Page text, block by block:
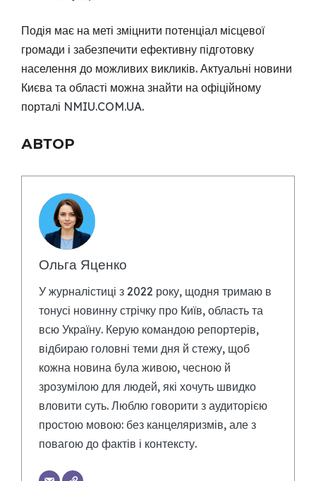
Подія має на меті зміцнити потенціал місцевої
громади і забезпечити ефективну підготовку
населення до можливих викликів. Актуальні новини
Києва та області можна знайти на офіційному
порталі NMIU.COM.UA.
АВТОР
Ольга Яценко
У журналістиці з 2022 року, щодня тримаю в
тонусі новинну стрічку про Київ, область та
всю Україну. Керую командою репортерів,
відбираю головні теми дня й стежу, щоб
кожна новина була живою, чесною й
зрозумілою для людей, які хочуть швидко
вловити суть. Люблю говорити з аудиторією
простою мовою: без канцеляризмів, але з
повагою до фактів і контексту.